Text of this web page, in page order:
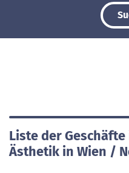
Liste der
Ästhetik in Wien /